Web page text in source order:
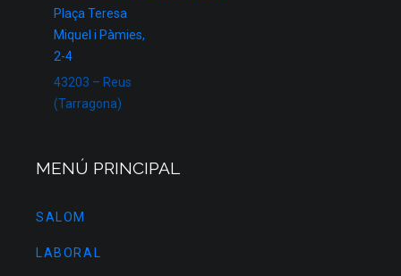
Plaça Teresa
Miquel i Pàmies,
2-4
43203 – Reus
(Tarragona)
MENÚ PRINCIPAL
SALOM
LABORAL